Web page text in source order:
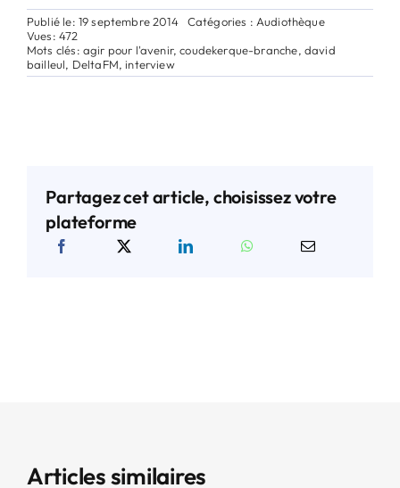
Publié le: 19 septembre 2014 Catégories : Audiothèque
Vues: 472
Mots clés: agir pour l'avenir,coudekerque-branche, david
bailleul, DeltaFM, interview
Partagez cet article, choisissez votre
plateforme
Articles similaires